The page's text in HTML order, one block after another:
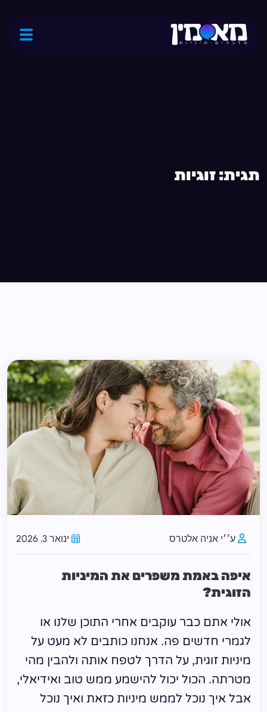
תגית:זוגיות
ע׳׳י אניה אלטרס ינואר 3, 2026
איפה באמת משפרים את המיניות
הזוגית?
אולי אתם כבר עוקבים אחרי התוכן שלנו או
לגמרי חדשים פה. אנחנו כותבים לא מעט על
מיניות זוגית, על הדרך לטפח אותה ולהבין מהי
מטרתה. הכול יכול להישמע ממש טוב ואידיאלי,
אבל איך נוכל לממש מיניות כזאת ואיך נוכל